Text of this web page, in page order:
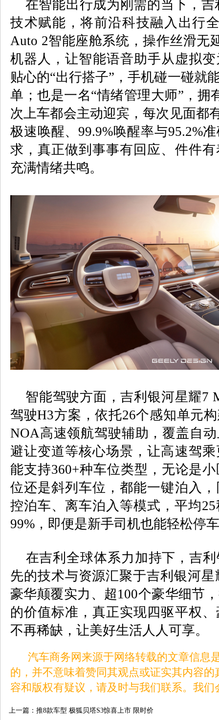
在智能出行成为刚需的当下，吉
技术赋能，将前沿科技融入出行
Auto 2智能座舱系统，操作丝滑无
机器人，让智能语音助手从虚拟
贴心的“出行搭子” ，手机碰一碰就
单；也是一名“情绪管理大师” ，拥
次上车都会主动迎宾，每次见面都
极速唤醒、99.9%唤醒率与95.2%
求，真正做到事事有回应、件件
充满情绪共鸣。
智能驾驶方面，吉利银河星耀7
驾驶H3方案，依托26个感知单元
NOA高速领航驾驶辅助，覆盖自
避让变道等核心场景，让高速驾
能支持360+种车位类型，无论是
位还是斜列车位，都能一键泊入
控泊车、离车泊入等模式，平均25
99% ，即便是新手司机也能轻松停
在吉利全球体系力加持下，吉利
先的技术与资源汇聚于吉利银河星
豪华颠覆实力、超100个豪华细节
的价值标准，真正实现四驱平权
不再稀缺，让美好生活人人可享。
汽车商务网来源于网络转载的文章信息
的，并不意味着赞同其观点或证实其内容
容和版权有疑议，请及时与我们联系。我
上一篇： 推8款车型 极狐贝塔S3惊喜上市 限时价